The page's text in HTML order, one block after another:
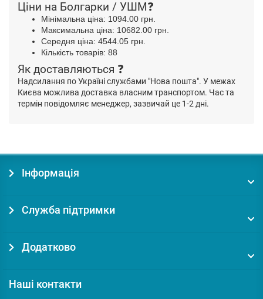
Ціни на Болгарки / УШМ❓
Мінімальна ціна: 1094.00 грн.
Максимальна ціна: 10682.00 грн.
Середня ціна: 4544.05 грн.
Кількість товарів: 88
Як доставляються ❓
Надсилання по Україні службами "Нова пошта". У межах
Києва можлива доставка власним транспортом. Час та
термін повідомляє менеджер, зазвичай це 1-2 дні.
Інформація
Служба підтримки
Додатково
Наші контакти